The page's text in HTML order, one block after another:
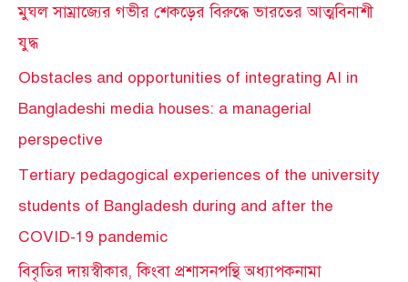
মুঘল সাম্রাজ্যের গভীর শেকড়ের বিরুদ্ধে ভারতের আত্মবিনাশী
যুদ্ধ
Obstacles and opportunities of integrating AI in
Bangladeshi media houses: a managerial
perspective
Tertiary pedagogical experiences of the university
students of Bangladesh during and after the
COVID-19 pandemic
বিবৃতির দায়স্বীকার, কিংবা প্রশাসনপন্থি অধ্যাপকনামা